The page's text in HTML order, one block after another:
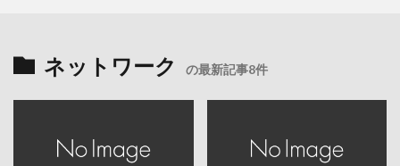
ネットワーク の最新記事8件